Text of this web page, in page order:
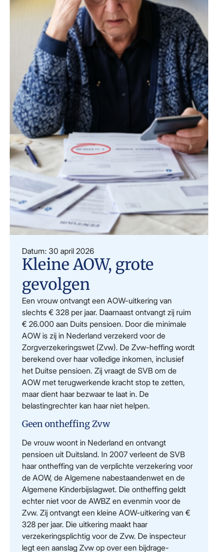
Datum: 30 april 2026
Kleine AOW, grote
gevolgen
Een vrouw ontvangt een AOW-uitkering van
slechts € 328 per jaar. Daarnaast ontvangt zij ruim
€ 26.000 aan Duits pensioen. Door die minimale
AOW is zij in Nederland verzekerd voor de
Zorgverzekeringswet (Zvw). De Zvw-heffing wordt
berekend over haar volledige inkomen, inclusief
het Duitse pensioen. Zij vraagt de SVB om de
AOW met terugwerkende kracht stop te zetten,
maar dient haar bezwaar te laat in. De
belastingrechter kan haar niet helpen.
Geen ontheffing Zvw
De vrouw woont in Nederland en ontvangt
pensioen uit Duitsland. In 2007 verleent de SVB
haar ontheffing van de verplichte verzekering voor
de AOW, de Algemene nabestaandenwet en de
Algemene Kinderbijslagwet. Die ontheffing geldt
echter niet voor de AWBZ en evenmin voor de
Zvw. Zij ontvangt een kleine AOW-uitkering van €
328 per jaar. Die uitkering maakt haar
verzekeringsplichtig voor de Zvw. De inspecteur
legt een aanslag Zvw op over een bijdrage-